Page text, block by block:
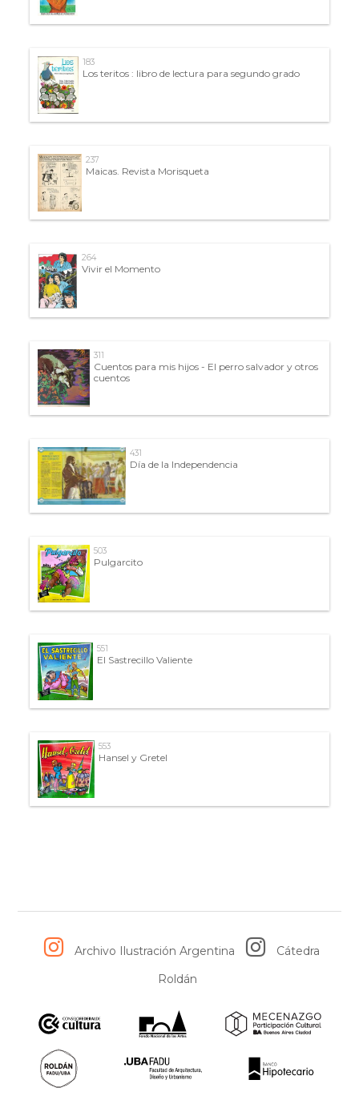
183
Los teritos : libro de lectura para segundo grado
237
Maicas. Revista Morisqueta
264
Vivir el Momento
311
Cuentos para mis hijos - El perro salvador y otros
cuentos
431
Día de la Independencia
503
Pulgarcito
551
El Sastrecillo Valiente
553
Hansel y Gretel
Archivo Ilustración Argentina
Cátedra
Roldán